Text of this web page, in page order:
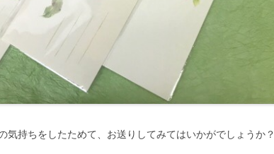
気持ちをしたためて、お送りしてみてはいかがでしょうか？